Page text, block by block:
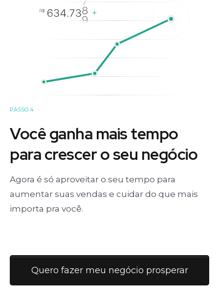
PASSO 4
Você ganha mais tempo
para crescer o seu negócio
Agora é só aproveitar o seu tempo para
aumentar suas vendas e cuidar do que mais
importa pra você.
Quero fazer meu negócio prosperar